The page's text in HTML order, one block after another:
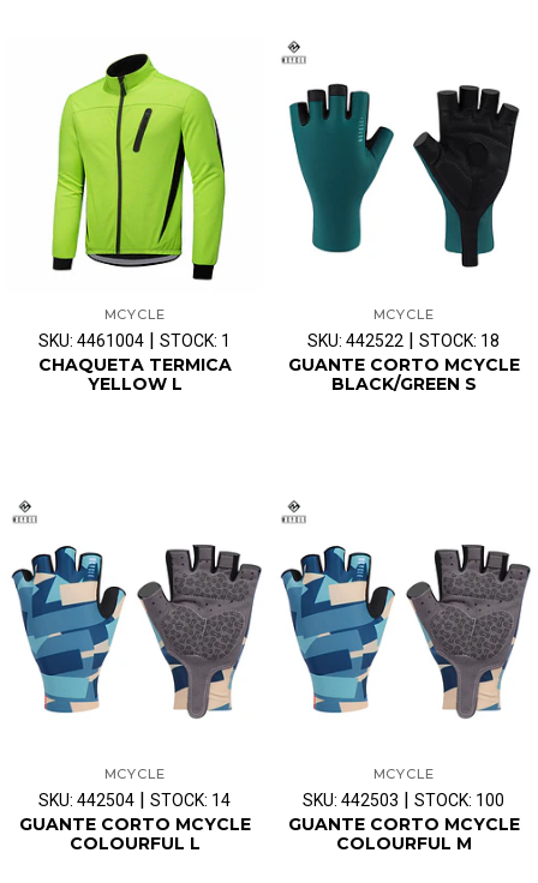
MCYCLE
SKU: 4461004 | STOCK: 1
CHAQUETA TERMICA
YELLOW L
MCYCLE
SKU: 442522 | STOCK: 18
GUANTE CORTO MCYCLE
BLACK/GREEN S
MCYCLE
SKU: 442504 | STOCK: 14
GUANTE CORTO MCYCLE
COLOURFUL L
MCYCLE
SKU: 442503 | STOCK: 100
GUANTE CORTO MCYCLE
COLOURFUL M